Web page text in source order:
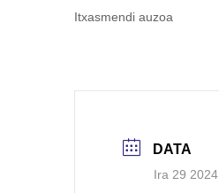
Itxasmendi auzoa
DATA
Ira 29 2024